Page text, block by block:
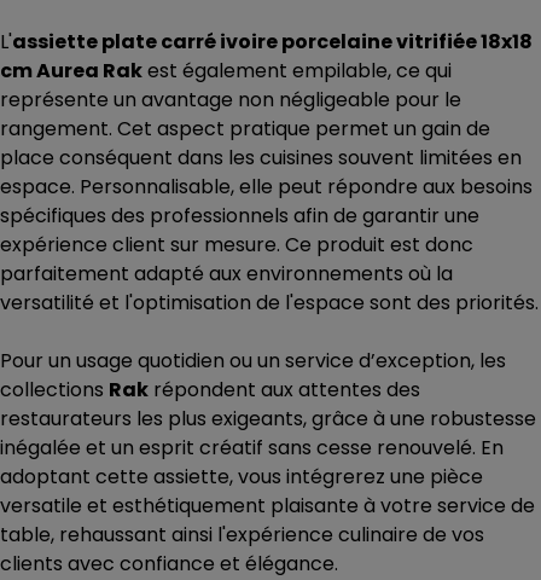
L'assiette plate carré ivoire porcelaine vitrifiée 18x18
cm Aurea Rakest également empilable, ce qui
représente un avantage non négligeable pour le
rangement. Cet aspect pratique permet un gain de
place conséquent dans les cuisines souvent limitées en
espace. Personnalisable, elle peut répondre aux besoins
spécifiques des professionnels afin de garantir une
expérience client sur mesure. Ce produit est donc
parfaitement adapté aux environnements où la
versatilité et l'optimisation de l'espace sont des priorités.
Pour un usage quotidien ou un service d’exception, les
collections Rak répondent aux attentes des
restaurateurs les plus exigeants, grâce à une robustesse
inégalée et un esprit créatif sans cesse renouvelé. En
adoptant cette assiette, vous intégrerez une pièce
versatile et esthétiquement plaisante à votre service de
table, rehaussant ainsi l'expérience culinaire de vos
clients avec confiance et élégance.